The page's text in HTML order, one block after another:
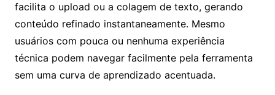
facilita o upload ou a colagem de texto, gerando
conteúdo refinado instantaneamente. Mesmo
usuários com pouca ou nenhuma experiência
técnica podem navegar facilmente pela ferramenta
sem uma curva de aprendizado acentuada.